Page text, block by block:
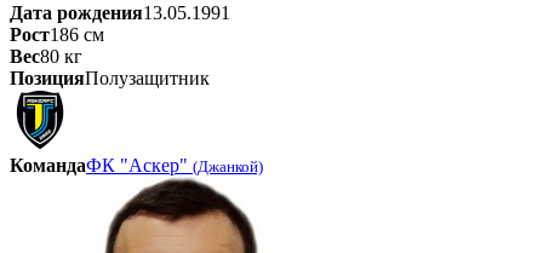
Дата рождения13.05.1991
Рост186 см
Вес80 кг
ПозицияПолузащитник
КомандаФК "Аскер" (Джанкой)